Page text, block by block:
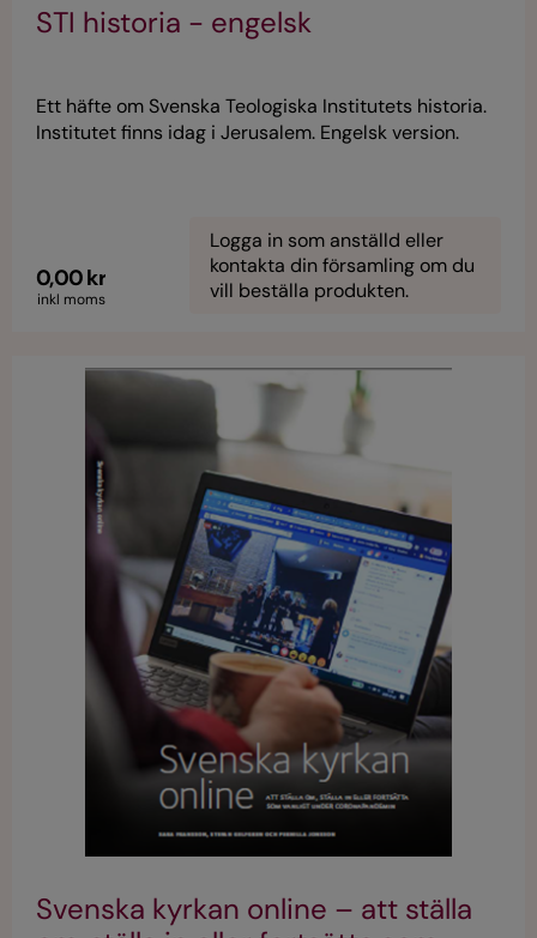
STI historia - engelsk
Ett häfte om Svenska Teologiska Institutets historia.
Institutet finns idag i Jerusalem. Engelsk version.
0,00 kr
inkl moms
Logga in som anställd eller
kontakta din församling om du
vill beställa produkten.
Svenska kyrkan online – att ställa